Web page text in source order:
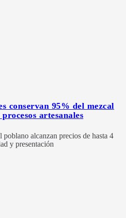
conservan 95% del mezcal
artesanales
alcanzan precios de hasta 4
y presentación